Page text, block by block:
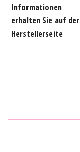
Informationen
erhalten Sie auf der
Herstellerseite